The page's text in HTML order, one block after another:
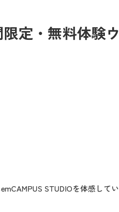
定・無料体験ウ
STUDIOを体感してい